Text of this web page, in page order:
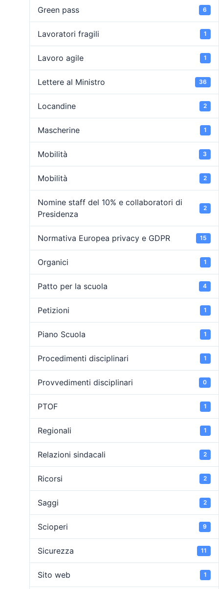
Green pass 6
Lavoratori fragili 1
Lavoro agile 1
Lettere al Ministro 36
Locandine 2
Mascherine 1
Mobilità 3
Mobilità 2
Nomine staff del 10% e collaboratori di
Presidenza
2
Normativa Europea privacy e GDPR 15
Organici 1
Patto per la scuola 4
Petizioni 1
Piano Scuola 1
Procedimenti disciplinari 1
Provvedimenti disciplinari 0
PTOF 1
Regionali 1
Relazioni sindacali 2
Ricorsi 2
Saggi 2
Scioperi 9
Sicurezza 11
Sito web 1